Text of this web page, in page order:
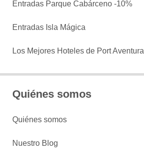
Entradas Parque Cabárceno -10%
Entradas Isla Mágica
Los Mejores Hoteles de Port Aventura
Quiénes somos
Quiénes somos
Nuestro Blog